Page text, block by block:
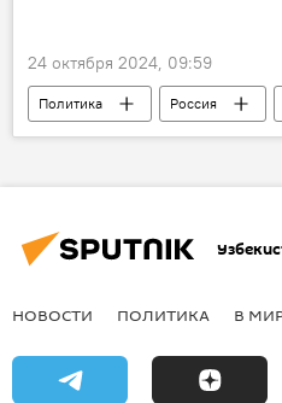
24 октября 2024, 09:59
Политика Россия
БРИКС
саммит
Реджеп Тайип Эрдоган
НОВОСТИ ПОЛИТИКА В